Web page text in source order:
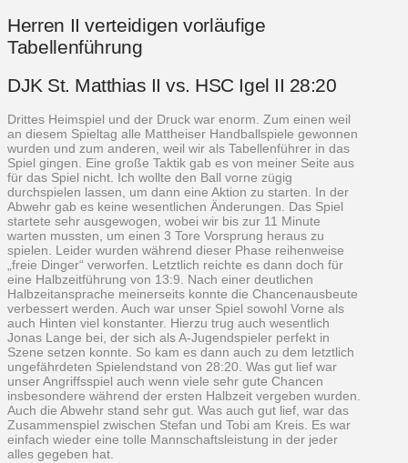
Herren II verteidigen vorläufige
Tabellenführung
DJK St. Matthias II vs. HSC Igel II 28:20
Drittes Heimspiel und der Druck war enorm. Zum einen weil
an diesem Spieltag alle Mattheiser Handballspiele gewonnen
wurden und zum anderen, weil wir als Tabellenführer in das
Spiel gingen. Eine große Taktik gab es von meiner Seite aus
für das Spiel nicht. Ich wollte den Ball vorne zügig
durchspielen lassen, um dann eine Aktion zu starten. In der
Abwehr gab es keine wesentlichen Änderungen. Das Spiel
startete sehr ausgewogen, wobei wir bis zur 11 Minute
warten mussten, um einen 3 Tore Vorsprung heraus zu
spielen. Leider wurden während dieser Phase reihenweise
„freie Dinger“ verworfen. Letztlich reichte es dann doch für
eine Halbzeitführung von 13:9. Nach einer deutlichen
Halbzeitansprache meinerseits konnte die Chancenausbeute
verbessert werden. Auch war unser Spiel sowohl Vorne als
auch Hinten viel konstanter. Hierzu trug auch wesentlich
Jonas Lange bei, der sich als A-Jugendspieler perfekt in
Szene setzen konnte. So kam es dann auch zu dem letztlich
ungefährdeten Spielendstand von 28:20. Was gut lief war
unser Angriffsspiel auch wenn viele sehr gute Chancen
insbesondere während der ersten Halbzeit vergeben wurden.
Auch die Abwehr stand sehr gut. Was auch gut lief, war das
Zusammenspiel zwischen Stefan und Tobi am Kreis. Es war
einfach wieder eine tolle Mannschaftsleistung in der jeder
alles gegeben hat.